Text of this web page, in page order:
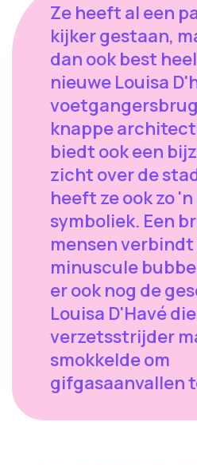
Ze heeft al een
kijker gestaan,
dan ook best
nieuwe Louisa
knappe
biedt ook een
zicht over de
heeft ze ook zo
symboliek. Een
mensen
minuscule
er ook nog de
Louisa D'Havé
verzetsstrijder
smokkelde om
gifgasaanvallen